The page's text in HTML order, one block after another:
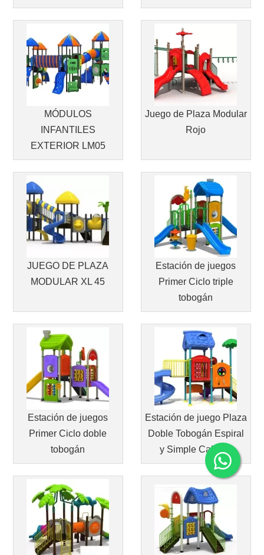
MÓDULOS
INFANTILES
EXTERIOR LM05
Juego de Plaza Modular
Rojo
JUEGO DE PLAZA
MODULAR XL 45
Estación de juegos
Primer Ciclo triple
tobogán
Estación de juegos
Primer Ciclo doble
tobogán
Estación de juego Plaza
Doble Tobogán Espiral
y Simple Calidad